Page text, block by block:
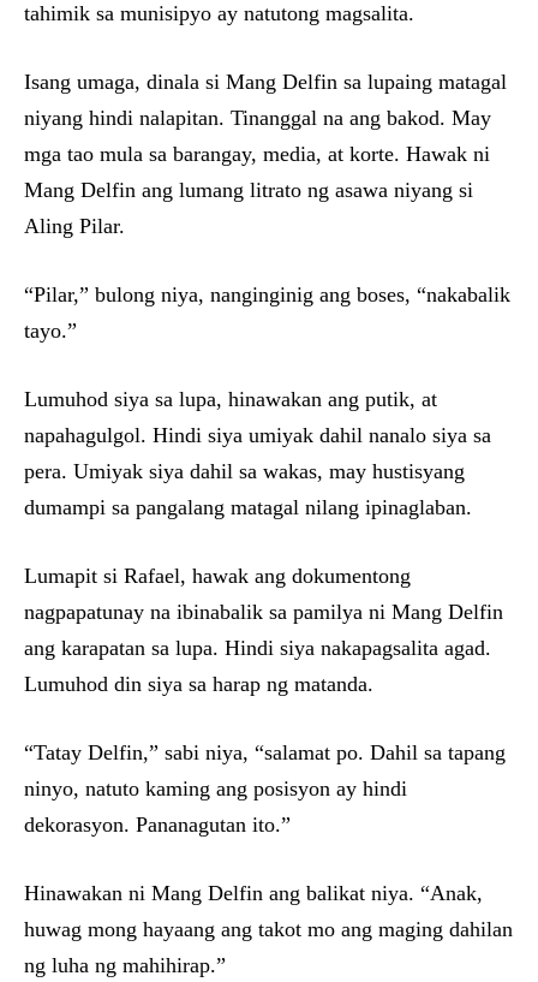
tahimik sa munisipyo ay natutong magsalita.
Isang umaga, dinala si Mang Delfin sa lupaing matagal
niyang hindi nalapitan. Tinanggal na ang bakod. May
mga tao mula sa barangay, media, at korte. Hawak ni
Mang Delfin ang lumang litrato ng asawa niyang si
Aling Pilar.
“Pilar,” bulong niya, nanginginig ang boses, “nakabalik
tayo.”
Lumuhod siya sa lupa, hinawakan ang putik, at
napahagulgol. Hindi siya umiyak dahil nanalo siya sa
pera. Umiyak siya dahil sa wakas, may hustisyang
dumampi sa pangalang matagal nilang ipinaglaban.
Lumapit si Rafael, hawak ang dokumentong
nagpapatunay na ibinabalik sa pamilya ni Mang Delfin
ang karapatan sa lupa. Hindi siya nakapagsalita agad.
Lumuhod din siya sa harap ng matanda.
“Tatay Delfin,” sabi niya, “salamat po. Dahil sa tapang
ninyo, natuto kaming ang posisyon ay hindi
dekorasyon. Pananagutan ito.”
Hinawakan ni Mang Delfin ang balikat niya. “Anak,
huwag mong hayaang ang takot mo ang maging dahilan
ng luha ng mahihirap.”